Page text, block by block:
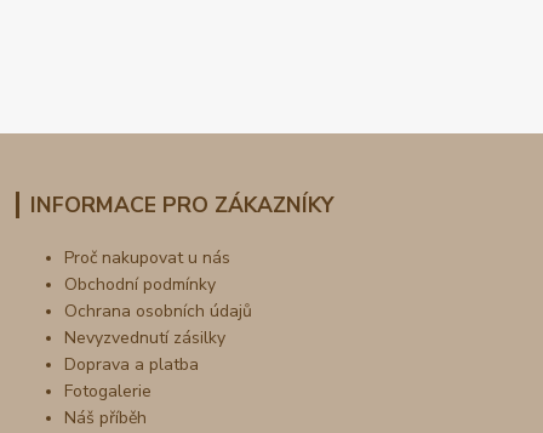
INFORMACE PRO ZÁKAZNÍKY
Proč nakupovat u nás
Obchodní podmínky
Ochrana osobních údajů
Nevyzvednutí zásilky
Doprava a platba
Fotogalerie
Náš příběh